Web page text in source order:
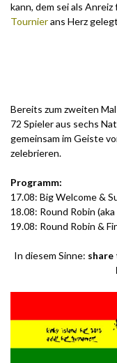
kann, dem sei als
Tournierans Herz
Bereits zum zweiten
72 Spieler aus sechs
gemeinsam im Geiste
zelebrieren.
Programm:
17.08: Big Welcome &
18.08: Round Robin
19.08: Round Robin &
In diesem Sinne: share